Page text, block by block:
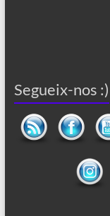
Segueix-nos :)